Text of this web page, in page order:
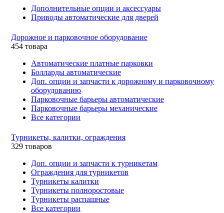
Дополнительные опции и аксессуары
Приводы автоматические для дверей
Дорожное и парковочное оборудование
454 товара
Автоматические платные парковки
Болларды автоматические
Доп. опции и запчасти к дорожному и парковочному
оборудованию
Парковочные барьеры автоматические
Парковочные барьеры механические
Все категории
Турникеты, калитки, ограждения
329 товаров
Доп. опции и запчасти к турникетам
Ограждения для турникетов
Турникеты калитки
Турникеты полноростовые
Турникеты распашные
Все категории